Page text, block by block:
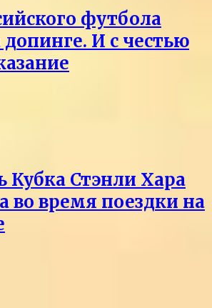
футбола
И с честью
Кубка Стэнли Хара
во время поездки на